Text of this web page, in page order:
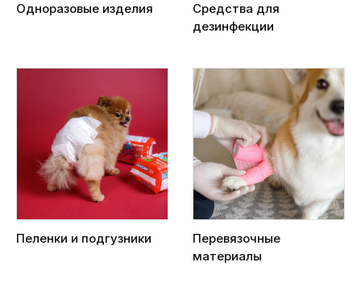
Одноразовые изделия
Средства для
дезинфекции
Пеленки и подгузники
Перевязочные
материалы